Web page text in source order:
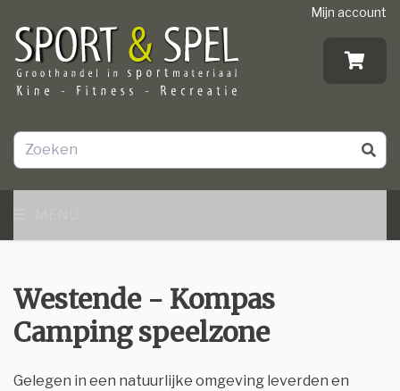
Mijn account
Westende - Kompas
Camping speelzone
Gelegen in een natuurlijke omgeving leverden en